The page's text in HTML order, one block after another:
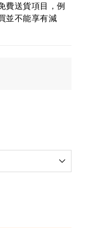
費送貨項目，例
並不能享有減